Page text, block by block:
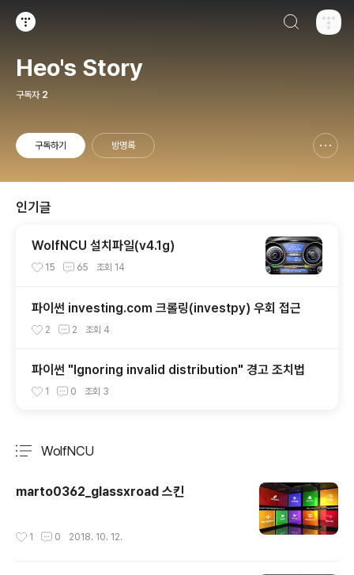
Heo's Story
구독자 2
구독하기 방명록
인기글
WolfNCU 설치파일(v4.1g)
15 65 조회 14
파이썬 investing.com 크롤링(investpy) 우회 접근
2 2 조회 4
파이썬 "Ignoring invalid distribution" 경고 조치법
1 0 조회 3
WolfNCU
marto0362_glassxroad 스킨
1 0 2018. 10. 12.